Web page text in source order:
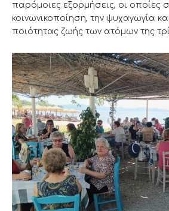
παρόμοιες εξορμήσεις, οι οποίες
κοινωνικοποίηση, την ψυχαγωγία
ποιότητας ζωής των ατόμων της